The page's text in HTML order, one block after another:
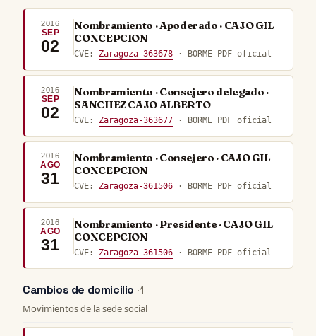
2016
SEP
02
Nombramiento · Apoderado · CAJO GIL
CONCEPCION
CVE: Zaragoza-363678 · BORME PDF oficial
2016
SEP
02
Nombramiento · Consejero delegado ·
SANCHEZ CAJO ALBERTO
CVE: Zaragoza-363677 · BORME PDF oficial
2016
AGO
31
Nombramiento · Consejero · CAJO GIL
CONCEPCION
CVE: Zaragoza-361506 · BORME PDF oficial
2016
AGO
31
Nombramiento · Presidente · CAJO GIL
CONCEPCION
CVE: Zaragoza-361506 · BORME PDF oficial
Cambios de domicilio · 1
Movimientos de la sede social